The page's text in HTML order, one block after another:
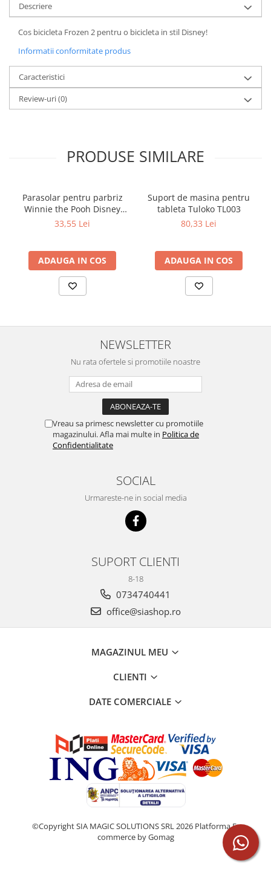
Descriere
Cos bicicleta Frozen 2 pentru o bicicleta in stil Disney!
Informatii conformitate produs
Caracteristici
Review-uri(0)
PRODUSE SIMILARE
Parasolar pentru parbriz
Winnie the Pooh Disney
Eurasia 26022
33,55 Lei
ADAUGA IN COS
Suport de masina pentru
tableta Tuloko TL003
80,33 Lei
ADAUGA IN COS
NEWSLETTER
Nu rata ofertele si promotiile noastre
Vreau sa primesc newsletter cu promotiile
magazinului. Afla mai multe in Politica de
Confidentialitate
SOCIAL
Urmareste-ne in social media
SUPORT CLIENTI
8-18
0734740441
office@siashop.ro
MAGAZINUL MEU
CLIENTI
DATE COMERCIALE
©Copyright SIA MAGIC SOLUTIONS SRL 2026 Platforma E-
commerce by Gomag